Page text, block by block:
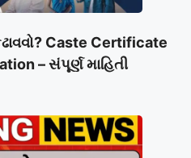
Caste Certificate
– સંપૂર્ણ માહિતી